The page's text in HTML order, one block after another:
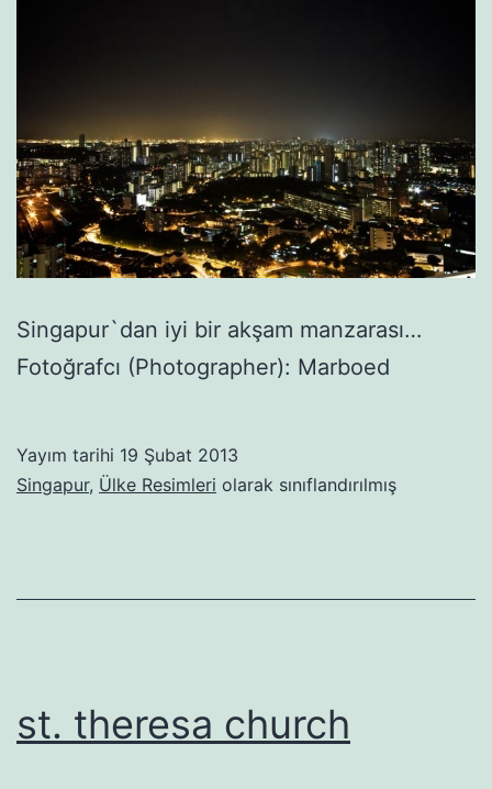
Singapur`dan iyi bir akşam manzarası…
Fotoğrafcı (Photographer): Marboed
Yayım tarihi 19 Şubat 2013
Singapur, Ülke Resimleri olarak sınıflandırılmış
st. theresa church